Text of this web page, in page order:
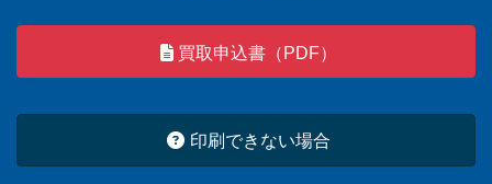
買取申込書（PDF）
印刷できない場合